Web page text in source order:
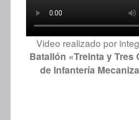
Video realizado por
Batallón «Treinta y Tres
de Infantería